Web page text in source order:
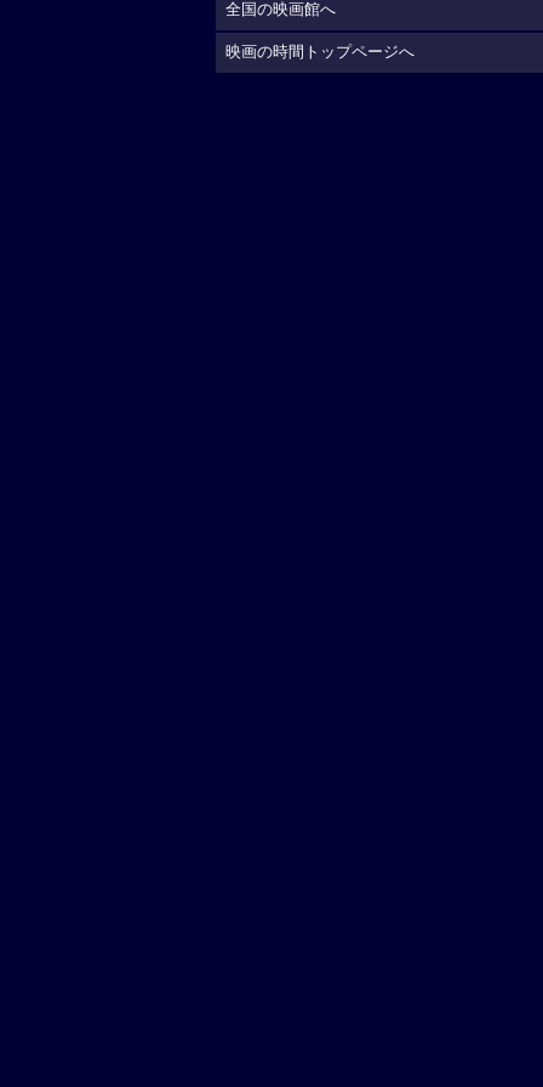
全国の映画館へ
映画の時間トップページへ